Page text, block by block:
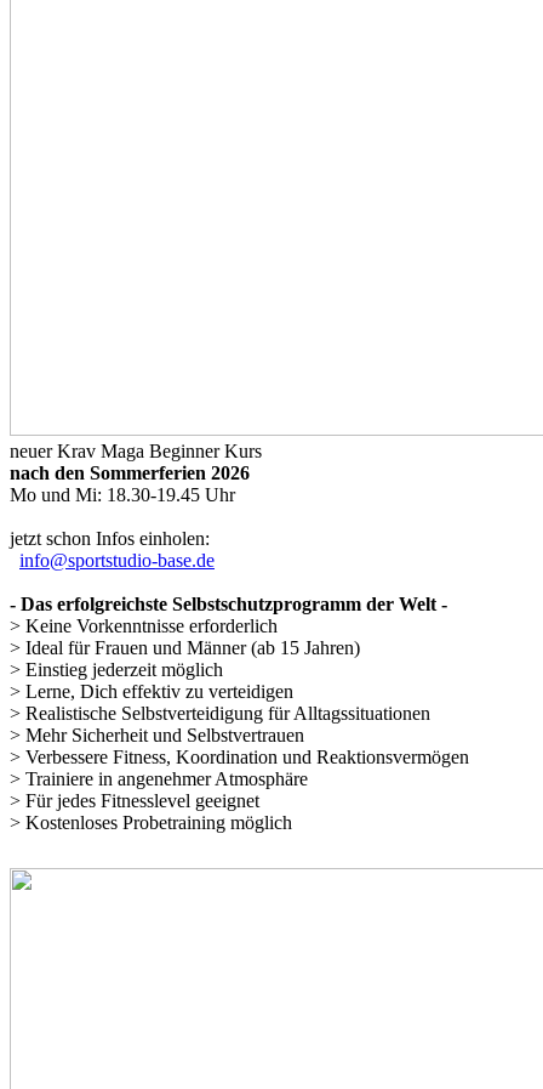
neuer Krav Maga Beginner Kurs
nach den Sommerferien 2026
Mo und Mi: 18.30-19.45 Uhr
jetzt schon Infos einholen:
info@sportstudio-base.de
- Das erfolgreichste Selbstschutzprogramm der Welt -
> Keine Vorkenntnisse erforderlich
> Ideal für Frauen und Männer (ab 15 Jahren)
> Einstieg jederzeit möglich
> Lerne, Dich effektiv zu verteidigen
> Realistische Selbstverteidigung für Alltagssituationen
> Mehr Sicherheit und Selbstvertrauen
> Verbessere Fitness, Koordination und Reaktionsvermögen
> Trainiere in angenehmer Atmosphäre
> Für jedes Fitnesslevel geeignet
> Kostenloses Probetraining möglich